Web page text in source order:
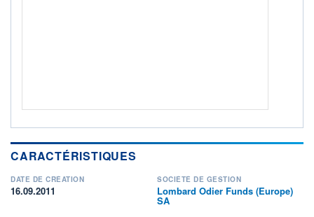
CARACTÉRISTIQUES
DATE DE CRÉATION
16.09.2011
SOCIÉTÉ DE GESTION
Lombard Odier Funds (Europe)
SA